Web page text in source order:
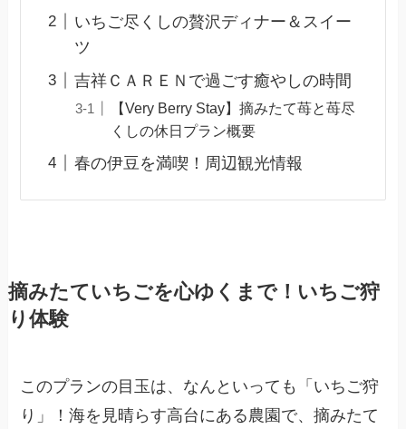
いちご尽くしの贅沢ディナー＆スイー
ツ
吉祥ＣＡＲＥＮで過ごす癒やしの時間
【Very Berry Stay】摘みたて苺と苺尽
くしの休日プラン概要
春の伊豆を満喫！周辺観光情報
摘みたていちごを心ゆくまで！いちご狩
り体験
このプランの目玉は、なんといっても「いちご狩
り」！海を見晴らす高台にある農園で、摘みたて